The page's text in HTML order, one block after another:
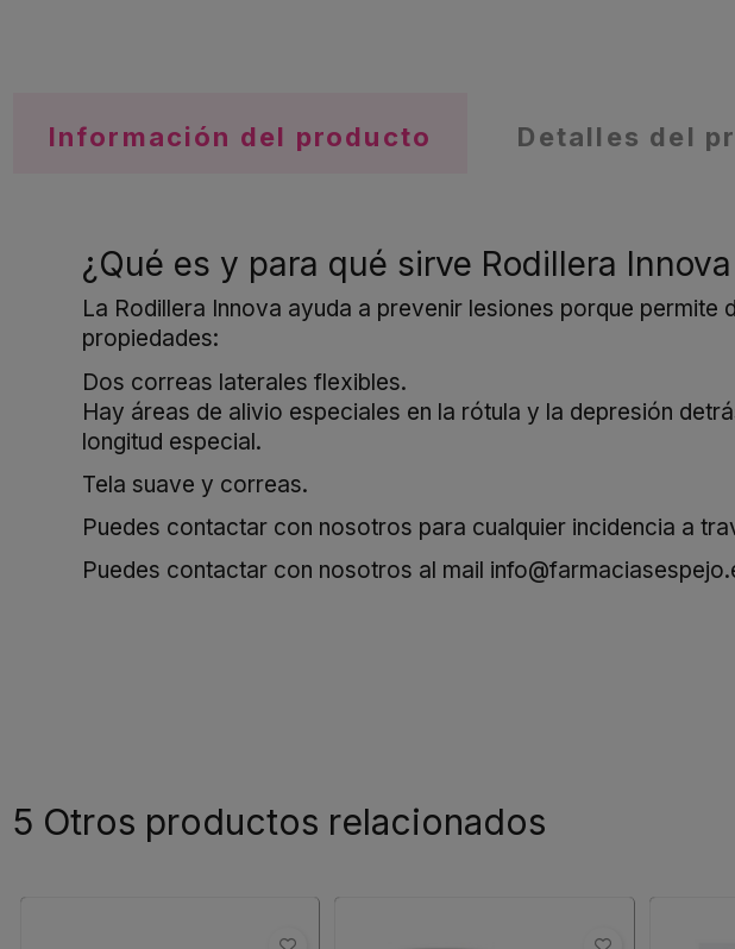
Información del producto Detalles del
¿Qué es y para qué sirve Rodillera
La Rodillera Innova ayuda a prevenir lesiones porque
propiedades:
Dos correas laterales flexibles.
Hay áreas de alivio especiales en la rótula y la depresión
longitud especial.
Tela suave y correas.
Puedes contactar con nosotros para cualquier incidencia a
Puedes contactar con nosotros al mail
5 Otros productos relacionados